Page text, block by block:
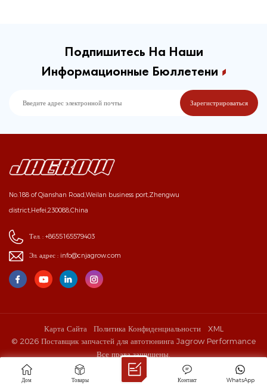
Подпишитесь На Наши
Информационные Бюллетени
No.188 of Qianshan Road,Weilan business port,Zhengwu
district,Hefei,230088,China
Тел. : +8655165579403
Эл. адрес : info@cnjagrow.com
Карта Сайта Политика Конфиденциальности
XML
© 2026 Поставщик запчастей для автотюнинга Jagrow Performance
Все права защищены.
IPv6 ПОДДЕРЖИВАЕТСЯ СЕТЬЮ
Дом Товары WhatsApp
Контакт